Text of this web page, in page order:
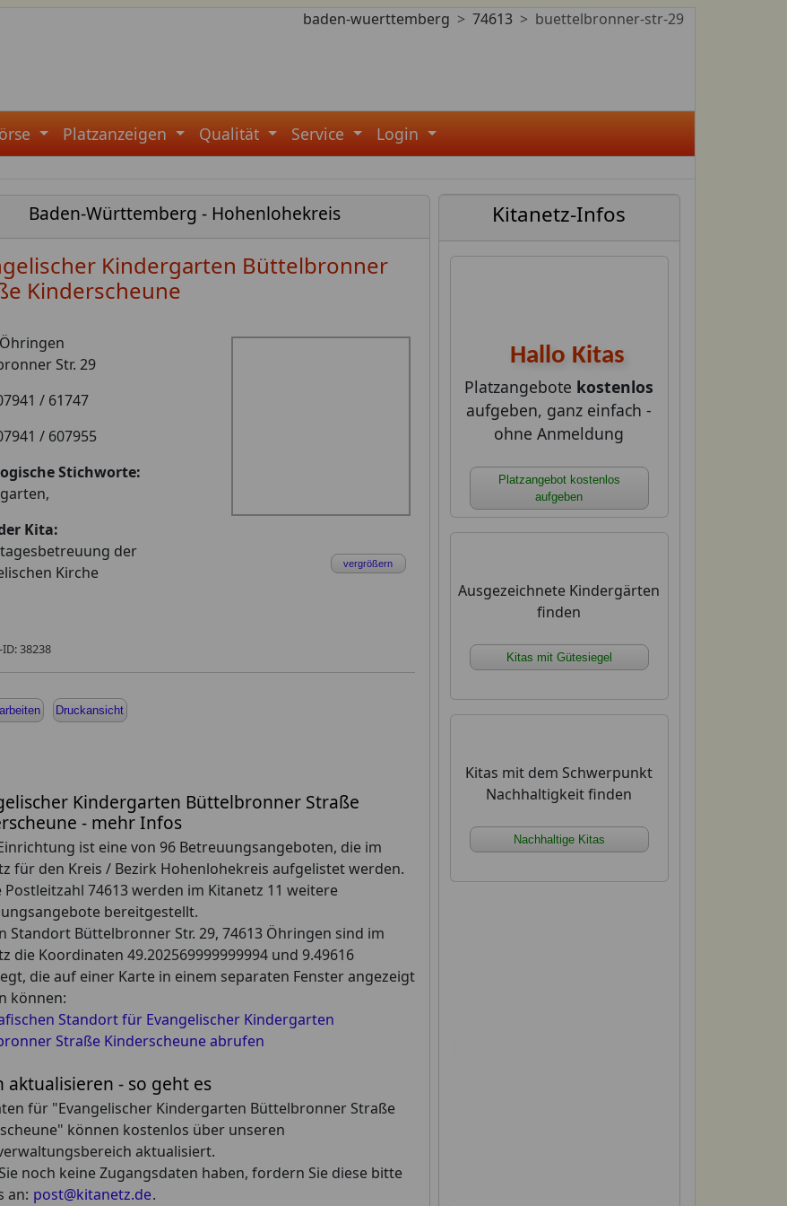
baden-wuerttemberg 74613 buettelbronner-str-29
Platzanzeigen Qualität Service Login
Baden-Württemberg - Hohenlohekreis
Kindergarten Büttelbronner
Kinderscheune
vergrößern
Str. 29
/ 61747
/ 607955
Stichworte:
Kita:
der
Kirche
38238
Druckansicht
Kindergarten Büttelbronner Straße
- mehr Infos
ist eine von 96 Betreuungsangeboten, die im
für den Kreis / Bezirk Hohenlohekreis aufgelistet werden.
Postleitzahl 74613 werden im Kitanetz 11 weitere
bereitgestellt.
Standort Büttelbronner Str. 29, 74613 Öhringen sind im
die Koordinaten 49.202569999999994 und 9.49616
die auf einer Karte in einem separaten Fenster angezeigt
können:
Standort für Evangelischer Kindergarten
Straße Kinderscheune abrufen
aktualisieren - so geht es
für "Evangelischer Kindergarten Büttelbronner Straße
können kostenlos über unseren
aktualisiert.
noch keine Zugangsdaten haben, fordern Sie diese bitte
an: post@kitanetz.de.
Kitanetz-Infos
Hallo Kitas
Platzangebote kostenlos
aufgeben, ganz einfach -
ohne Anmeldung
Platzangebot kostenlos
aufgeben
Ausgezeichnete Kindergärten
finden
Kitas mit Gütesiegel
Kitas mit dem Schwerpunkt
Nachhaltigkeit finden
Nachhaltige Kitas